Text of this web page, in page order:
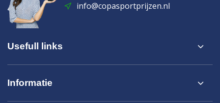
info@copasportprijzen.nl
Usefull links
Informatie